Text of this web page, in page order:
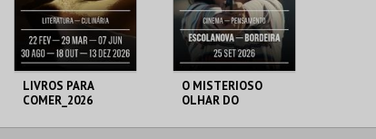
LIVROS PARA
COMER_2026
O MISTERIOSO
OLHAR DO
(ESCOLA NOVA)